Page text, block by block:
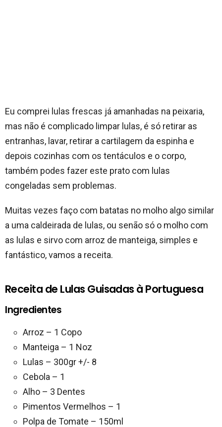
Eu comprei lulas frescas já amanhadas na peixaria,
mas não é complicado limpar lulas, é só retirar as
entranhas, lavar, retirar a cartilagem da espinha e
depois cozinhas com os tentáculos e o corpo,
também podes fazer este prato com lulas
congeladas sem problemas.
Muitas vezes faço com batatas no molho algo similar
a uma caldeirada de lulas, ou senão só o molho com
as lulas e sirvo com arroz de manteiga, simples e
fantástico, vamos a receita.
Receita de Lulas Guisadas à Portuguesa
Ingredientes
Arroz – 1 Copo
Manteiga – 1 Noz
Lulas – 300gr +/- 8
Cebola – 1
Alho – 3 Dentes
Pimentos Vermelhos – 1
Polpa de Tomate – 150ml